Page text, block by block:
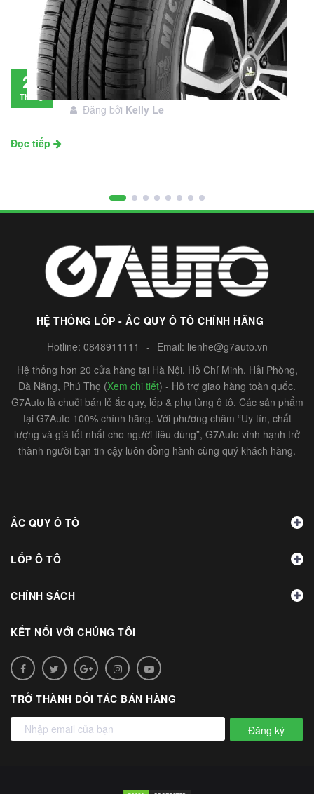
28
Tháng
Đánh giá lốp Michelin Primacy SUV: Đáng
đầu tư không?
Đăng bởi Kelly Le
Đọc tiếp
HỆ THỐNG LỐP - ẮC QUY Ô TÔ CHÍNH HÃNG
Hotline: 0848911111 - Email: lienhe@g7auto.vn
Hệ thống hơn 20 cửa hàng tại Hà Nội, Hồ Chí Minh, Hải Phòng,
Đà Nẵng, Phú Thọ (Xem chi tiết) - Hỗ trợ giao hàng toàn quốc.
G7Auto là chuỗi bán lẻ ắc quy, lốp & phụ tùng ô tô. Các sản phẩm
tại G7Auto 100% chính hãng. Với phương châm “Uy tín, chất
lượng và giá tốt nhất cho người tiêu dùng”, G7Auto vinh hạnh trở
thành người bạn tin cậy luôn đồng hành cùng quý khách hàng.
ẮC QUY Ô TÔ
LỐP Ô TÔ
CHÍNH SÁCH
KẾT NỐI VỚI CHÚNG TÔI
TRỞ THÀNH ĐỐI TÁC BÁN HÀNG
Đăng ký